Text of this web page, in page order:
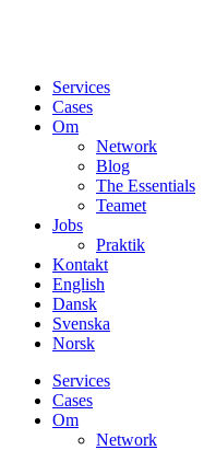
Services
Cases
Om
Network
Blog
The Essentials
Teamet
Jobs
Praktik
Kontakt
English
Dansk
Svenska
Norsk
Services
Cases
Om
Network